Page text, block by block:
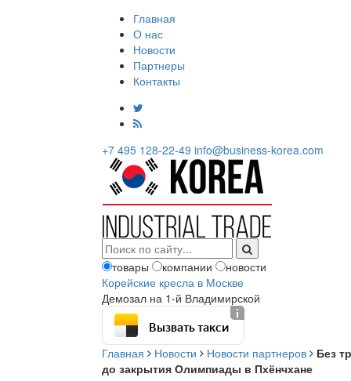
Главная
О нас
Новости
Партнеры
Контакты
+7 495 128-22-49 info@business-korea.com
товары компании
новости
Корейские кресла в Москве
Демозал на 1-й Владимирской
Вызвать такси
Главная Новости Новости партнеров
Без
до закрытия Олимпиады в Пхёнчхане